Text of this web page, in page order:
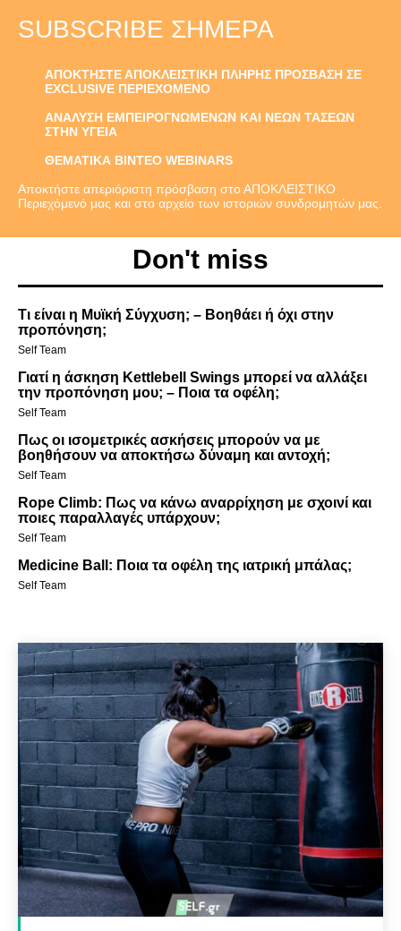
SUBSCRIBE ΣΉΜΕΡΑ
ΑΠΟΚΤΗΣΤΕ ΑΠΟΚΛΕΙΣΤΙΚΗ ΠΛΗΡΗΣ ΠΡΟΣΒΑΣΗ ΣΕ
EXCLUSIVE ΠΕΡΙΕΧΟΜΕΝΟ
ΑΝΑΛΥΣΗ ΕΜΠΕΙΡΟΓΝΩΜΕΝΩΝ ΚΑΙ ΝΕΩΝ ΤΑΣΕΩΝ
ΣΤΗΝ ΥΓΕΙΑ
ΘΕΜΑΤΙΚΑ ΒΙΝΤΕΟ WEBINARS
Αποκτήστε απεριόριστη πρόσβαση στο ΑΠΟΚΛΕΙΣΤΙΚΟ
Περιεχόμενό μας και στο αρχείο των ιστοριών συνδρομητών μας.
Don't miss
Τι είναι η Μυϊκή Σύγχυση; – Βοηθάει ή όχι στην
προπόνηση;
Self Team
Γιατί η άσκηση Kettlebell Swings μπορεί να αλλάξει
την προπόνηση μου; – Ποια τα οφέλη;
Self Team
Πως οι ισομετρικές ασκήσεις μπορούν να με
βοηθήσουν να αποκτήσω δύναμη και αντοχή;
Self Team
Rope Climb: Πως να κάνω αναρρίχηση με σχοινί και
ποιες παραλλαγές υπάρχουν;
Self Team
Medicine Ball: Ποια τα οφέλη της ιατρική μπάλας;
Self Team